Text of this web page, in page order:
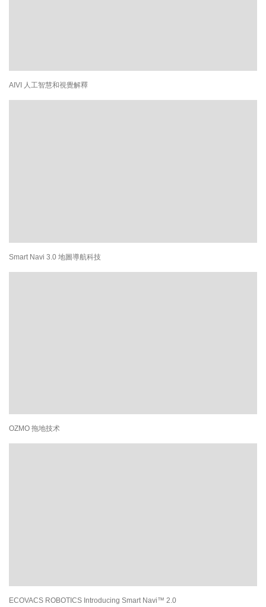
AIVI 人工智慧和視覺解釋
Smart Navi 3.0 地圖導航科技
OZMO 拖地技术
ECOVACS ROBOTICS Introducing Smart Navi™ 2.0